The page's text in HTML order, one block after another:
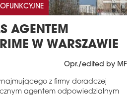
AGENTEM
W WARSZAWIE
Opr./edited by MF
z firmy doradczej
agentem odpowiedzialnym